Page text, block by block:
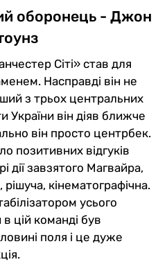
оборонець - Джон
Сіті» став для
Насправді він не
з трьох центральних
України він діяв ближче
він просто центрбек.
позитивних відгуків
дії завзятого Магвайра,
кінематографічна.
усього
в цій команді був
поля і це дуже